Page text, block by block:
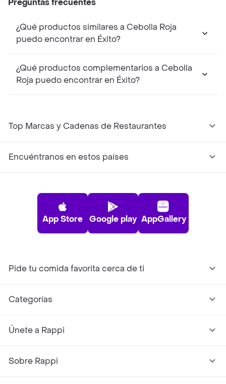
Preguntas frecuentes
¿Qué productos similares a Cebolla Roja
puedo encontrar en Éxito?
¿Qué productos complementarios a Cebolla
Roja puedo encontrar en Éxito?
Top Marcas y Cadenas de Restaurantes
Encuéntranos en estos países
App Store Google play AppGallery
Pide tu comida favorita cerca de ti
Categorías
Únete a Rappi
Sobre Rappi